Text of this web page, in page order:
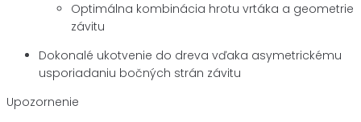
Optimálna kombinácia hrotu vrtáka a geometrie
závitu
Dokonalé ukotvenie do dreva vďaka asymetrickému
usporiadaniu bočných strán závitu
Upozornenie